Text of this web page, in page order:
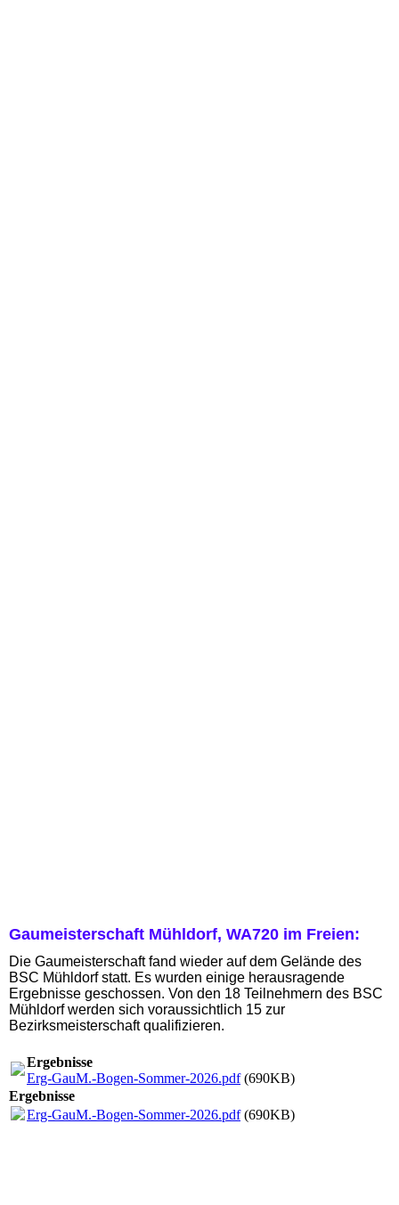
Gaumeisterschaft Mühldorf, WA720 im Freien:
Die Gaumeisterschaft fand wieder auf dem Gelände des
BSC Mühldorf statt. Es wurden einige herausragende
Ergebnisse geschossen. Von den 18 Teilnehmern des BSC
Mühldorf werden sich voraussichtlich 15 zur
Bezirksmeisterschaft qualifizieren.
Ergebnisse
Erg-GauM.-Bogen-Sommer-2026.pdf(690KB)
Ergebnisse
Erg-GauM.-Bogen-Sommer-2026.pdf(690KB)